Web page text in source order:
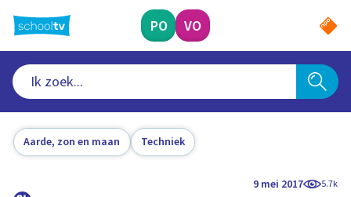
naar
hoofdinhoud
PO VO
Aarde, zon en maan Techniek
9 mei 2017 5.7k